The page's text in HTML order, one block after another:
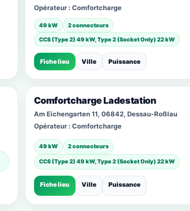
Opérateur : Comfortcharge
49 kW
2 connecteurs
CCS (Type 2) 49 kW, Type 2 (Socket Only) 22 kW
Fiche lieu Ville Puissance
Comfortcharge Ladestation
Am Eichengarten 11, 06842, Dessau-Roßlau
Opérateur : Comfortcharge
49 kW 2 connecteurs
CCS (Type 2) 49 kW, Type 2 (Socket Only) 22 kW
Fiche lieu Ville Puissance